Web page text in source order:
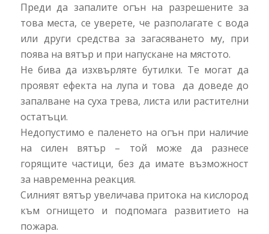
Преди да запалите огън на разрешените за
това места, се уверете, че разполагате с вода
или други средства за загасяването му, при
поява на вятър и при напускане на мястото.
Не бива да изхвърляте бутилки. Те могат да
проявят ефекта на лупа и това да доведе до
запалване на суха трева, листа или растителни
остатъци.
Недопустимо е паленето на огън при наличие
на силен вятър – той може да разнесе
горящите частици, без да имате възможност
за навременна реакция.
Силният вятър увеличава притока на кислород
към огнището и подпомага развитието на
пожара.